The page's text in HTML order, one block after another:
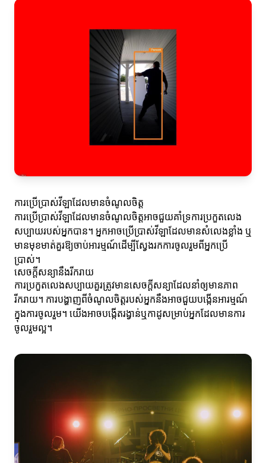
ការប្រើប្រាស់វីឡាដែលមានចំណូលចិត្ត
ការប្រើប្រាស់វីឡាដែលមានចំណូលចិត្តអាចជួយគាំទ្រការប្រកួតលេង
សប្បាយរបស់អ្នកបាន។ អ្នកអាចប្រើប្រាស់វីឡាដែលមានសំលេងខ្លាំង ឬ
មានមុខមាត់គួរឱ្យចាប់អារម្មណ៍ដើម្បីស្វែងរកការចូលរួមពីអ្នកប្រើ
ប្រាស់។
សេចក្តីសន្យានឹងរីករាយ
ការប្រកួតលេងសប្បាយគួរត្រូវមានសេចក្តីសន្យាដែលនាំឲ្យមានភាព
រីករាយ។ ការបង្ហាញពីចំណូលចិត្តរបស់អ្នកនឹងអាចជួយបង្កើនអារម្មណ៍
ក្នុងការចូលរួម។ យើងអាចបង្កើតរង្វាន់ឬកាដូសម្រាប់អ្នកដែលមានការ
ចូលរួមល្អ។